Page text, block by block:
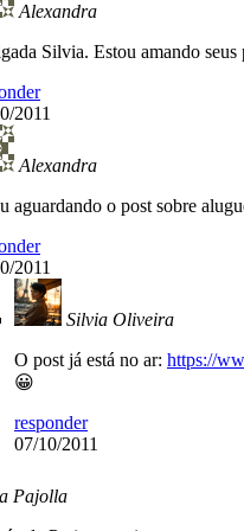
Alexandra
Silvia. Estou amando seus
2011
Alexandra
aguardando o post sobre
2011
Silvia Oliveira
O post já está no ar: https://
😀
responder
07/10/2011
Pajolla